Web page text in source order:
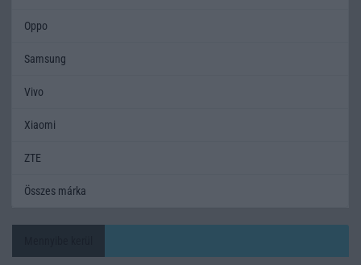
Oppo
Samsung
Vivo
Xiaomi
ZTE
Összes márka